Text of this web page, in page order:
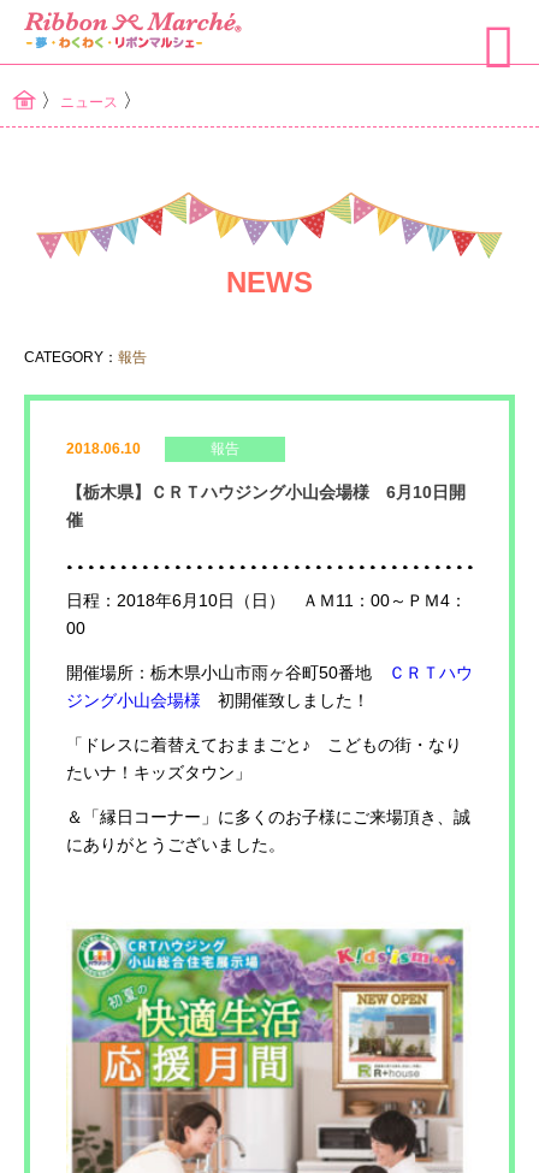
〉 ニュース 〉
NEWS
CATEGORY： 報告
2018.06.10 報告
【栃木県】ＣＲＴハウジング小山会場様 6月10日開
催
日程：2018年6月10日（日） ＡＭ11：00～ＰＭ4：
00
開催場所：栃木県小山市雨ヶ谷町50番地
ＣＲＴハウ
ジング小山会場様 初開催致しました！
「ドレスに着替えておままごと♪ こどもの街・なり
たいナ！キッズタウン」
＆「縁日コーナー」に多くのお子様にご来場頂き、誠
にありがとうございました。